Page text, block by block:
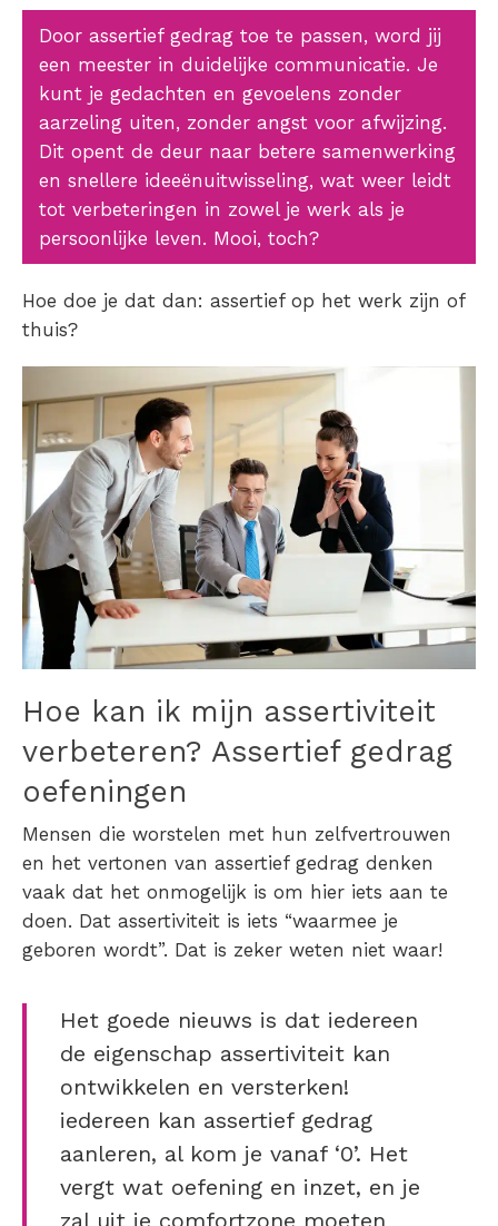
Door assertief gedrag toe te passen, word jij
een meester in duidelijke communicatie. Je
kunt je gedachten en gevoelens zonder
aarzeling uiten, zonder angst voor afwijzing.
Dit opent de deur naar betere samenwerking
en snellere ideeënuitwisseling, wat weer leidt
tot verbeteringen in zowel je werk als je
persoonlijke leven. Mooi, toch?
Hoe doe je dat dan: assertief op het werk zijn of
thuis?
Hoe kan ik mijn assertiviteit
verbeteren? Assertief gedrag
oefeningen
Mensen die worstelen met hun zelfvertrouwen
en het vertonen van assertief gedrag denken
vaak dat het onmogelijk is om hier iets aan te
doen. Dat assertiviteit is iets “waarmee je
geboren wordt”. Dat is zeker weten niet waar!
Het goede nieuws is dat iedereen
de eigenschap assertiviteit kan
ontwikkelen en versterken!
iedereen kan assertief gedrag
aanleren, al kom je vanaf ‘0’. Het
vergt wat oefening en inzet, en je
zal uit je comfortzone moeten